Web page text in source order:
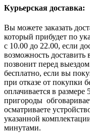
Курьерская доставка:
Вы можете заказать
который прибудет по
с 10.00 до 22.00, если
возможность доставить
позвонит перед
бесплатно, если вы
при отказе от покупки
оплачивается в
пригороды
осматриваете
указанной
минутами.